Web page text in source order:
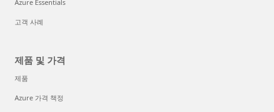
Azure Essentials
고객 사례
제품 및 가격
제품
Azure 가격 책정